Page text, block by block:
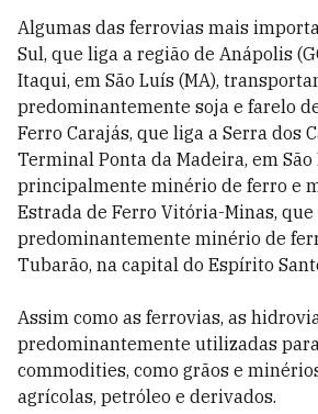
Algumas das ferrovias mais
Sul, que liga a região de Anápolis
Itaqui, em São Luís (MA),
predominantemente soja e farelo
Ferro Carajás, que liga a Serra dos
Terminal Ponta da Madeira, em
principalmente minério de ferro e
Estrada de Ferro Vitória-Minas,
predominantemente minério de
Tubarão, na capital do Espírito
Assim como as ferrovias, as
predominantemente utilizadas
commodities, como grãos e
agrícolas, petróleo e derivados.